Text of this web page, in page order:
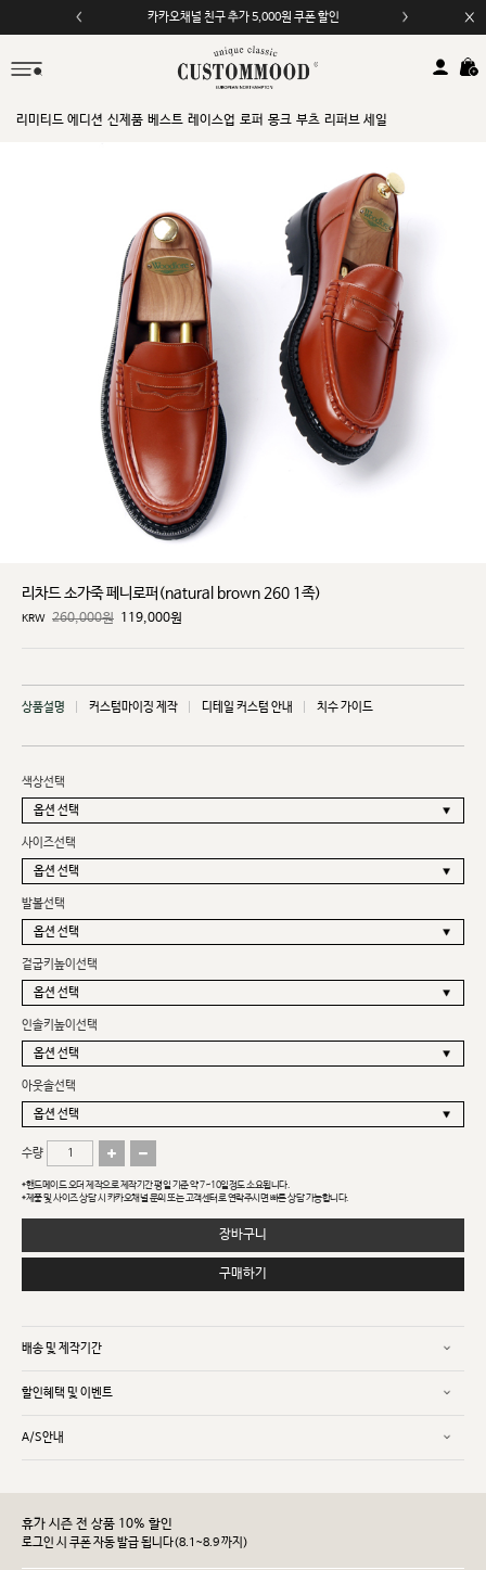
모바일 앱 자동 2,000원 할인
리미티드 에디션 신제품 베스트 레이스업 로퍼 몽크 부츠 리퍼브 세일
리차드 소가죽 페니로퍼(natural brown 260 1족)
KRW 260,000원 119,000원
상품설명 커스텀마이징 제작 디테일 커스텀 안내 치수 가이드
색상선택
사이즈선택
발볼선택
겉굽키높이선택
인솔키높이선택
아웃솔선택
수량
*핸드메이드 오더 제작으로 제작기간 평일 기준 약 7~10일정도 소요됩니다.
*제품 및 사이즈 상담 시 카카오채널 문의 또는 고객센터로 연락주시면 빠른 상담 가능합니다.
장바구니
구매하기
배송 및 제작기간
할인혜택 및 이벤트
A/S안내
휴가 시즌 전 상품 10% 할인
로그인 시 쿠폰 자동 발급 됩니다(8.1~8.9 까지)